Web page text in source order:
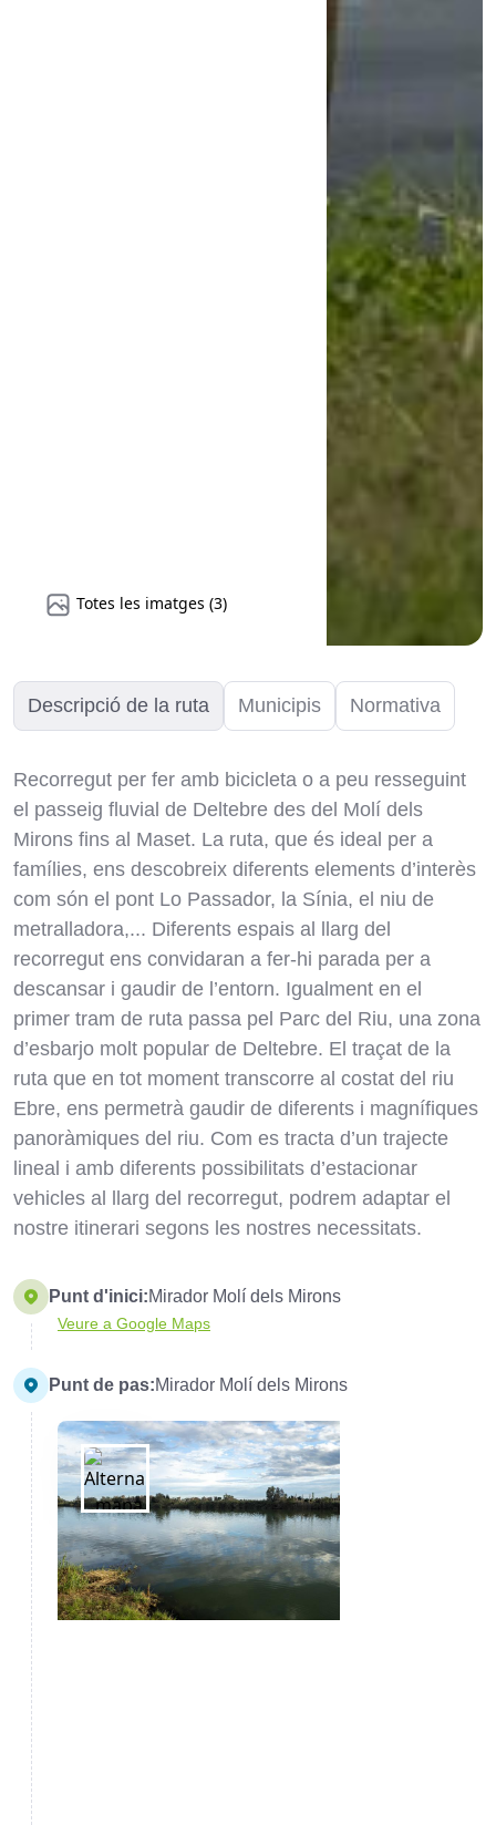
Totes les imatges (3)
Descripció de la ruta Municipis Normativa
Recorregut per fer amb bicicleta o a peu resseguint
el passeig fluvial de Deltebre des del Molí dels
Mirons fins al Maset. La ruta, que és ideal per a
famílies, ens descobreix diferents elements d’interès
com són el pont Lo Passador, la Sínia, el niu de
metralladora,... Diferents espais al llarg del
recorregut ens convidaran a fer-hi parada per a
descansar i gaudir de l’entorn. Igualment en el
primer tram de ruta passa pel Parc del Riu, una zona
d’esbarjo molt popular de Deltebre. El traçat de la
ruta que en tot moment transcorre al costat del riu
Ebre, ens permetrà gaudir de diferents i magnífiques
panoràmiques del riu. Com es tracta d’un trajecte
lineal i amb diferents possibilitats d’estacionar
vehicles al llarg del recorregut, podrem adaptar el
nostre itinerari segons les nostres necessitats.
Punt d'inici:Mirador Molí dels Mirons
Veure a Google Maps
Punt de pas:Mirador Molí dels Mirons